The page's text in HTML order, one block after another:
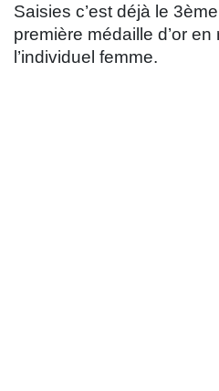
Saisies c’est déjà le
première médaille d’or
l’individuel femme.